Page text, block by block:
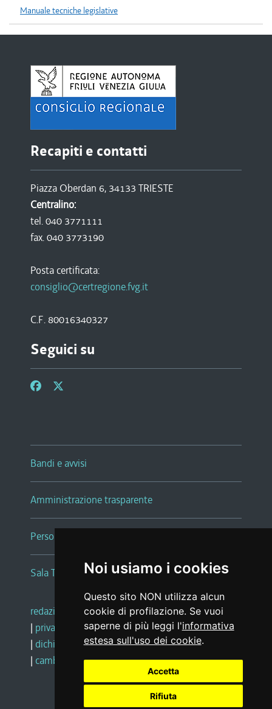
Noi usiamo i cookies
Questo sito NON utilizza alcun
cookie di profilazione. Se vuoi
saperne di più leggi l'informativa
estesa sull'uso dei cookie.
Accetta
Rifiuta
Manuale tecniche legislative
Recapiti e contatti
Piazza Oberdan 6, 34133 TRIESTE
Centralino:
tel. 040 3771111
fax. 040 3773190
Posta certificata:
consiglio@certregione.fvg.it
C.F. 80016340327
Seguici su
Bandi e avvisi
Amministrazione trasparente
Persone e Uffici
Sala Tiziano Tessitori
redazione web |note legali |glossario
| privacy
social media policy
| dichiarazione di accessibilità |feedback
| cambio preferenze cookie
Realizzato da